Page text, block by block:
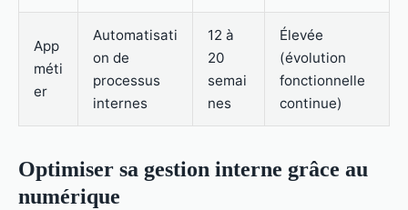
App
méti
er
Automatisati
on de
processus
internes
12 à
20
semai
nes
Élevée
(évolution
fonctionnelle
continue)
Optimiser sa gestion interne grâce au
numérique